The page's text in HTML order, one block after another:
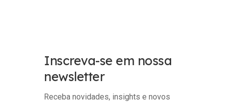
Inscreva-se em nossa
newsletter
Receba novidades, insights e novos